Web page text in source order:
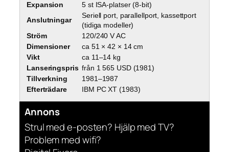
Expansion
5 st ISA-platser (8-bit)
Anslutningar
Seriell port, parallellport, kassettport
(tidiga modeller)
Ström
120/240 V AC
Dimensioner
ca 51 × 42 × 14 cm
Vikt
ca 11–14 kg
Lanseringspris från 1 565 USD (1981)
Tillverkning
1981–1987
Efterträdare
IBM PC XT (1983)
Annons
Strul med e-posten? Hjälp med TV?
Problem med wifi?